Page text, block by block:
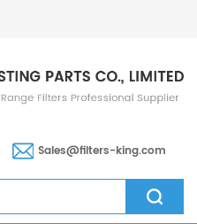
Sales@filters-king.com